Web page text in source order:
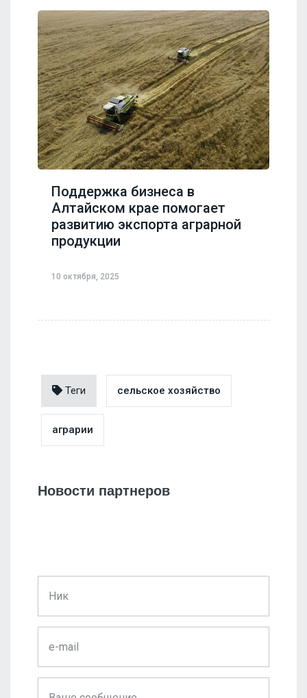
Поддержка бизнеса в
Алтайском крае помогает
развитию экспорта аграрной
продукции
10 октября, 2025
Теги сельское хозяйство
аграрии
Новости партнеров